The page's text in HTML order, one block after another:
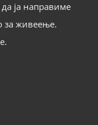
ја направиме
за живеење.